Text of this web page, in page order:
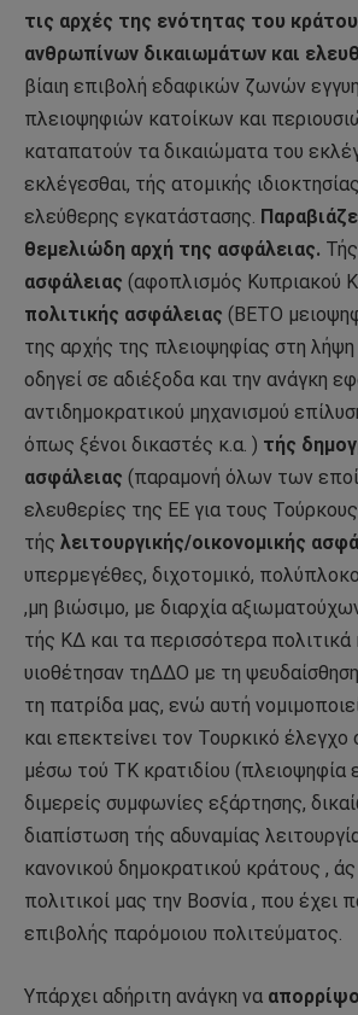
τις αρχές της ενότητας του
ανθρωπίνων δικαιωμάτων και
βίαιη επιβολή εδαφικών ζωνών
πλειοψηφιών κατοίκων και
καταπατούν τα δικαιώματα του
εκλέγεσθαι, τής ατομικής
ελεύθερης εγκατάστασης.
θεμελιώδη αρχή της ασφάλειας. Τής
ασφάλειας (αφοπλισμός Κυπριακού
πολιτικής ασφάλειας (ΒΕΤΟ
της αρχής της πλειοψηφίας στη
οδηγεί σε αδιέξοδα και την ανάγκη
αντιδημοκρατικού μηχανισμού
όπως ξένοι δικαστές κ.α. ) τής
ασφάλειας (παραμονή όλων των
ελευθερίες της ΕΕ για τους
τής λειτουργικής/οικονομικής
υπερμεγέθες, διχοτομικό,
,μη βιώσιμο, με διαρχία
τής ΚΔ και τα περισσότερα
υιοθέτησαν τηΔΔΟ με τη
τη πατρίδα μας, ενώ αυτή
και επεκτείνει τον Τουρκικό
μέσω τού ΤΚ κρατιδίου (πλειοψηφία
διμερείς συμφωνίες εξάρτησης,
διαπίστωση τής αδυναμίας
κανονικού δημοκρατικού κράτους ,
πολιτικοί μας την Βοσνία , που έχει
επιβολής παρόμοιου πολιτεύματος.
Υπάρχει αδήριτη ανάγκη να